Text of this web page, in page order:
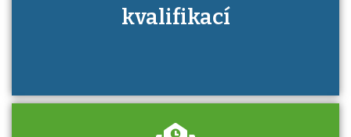
kvalifikací